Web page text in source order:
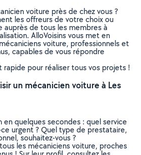
voiture près de chez vous ?
les offreurs de votre choix ou
auprès de tous les membres à
AlloVoisins vous met en
voiture, professionnels et
capables de vous répondre
rapide pour réaliser tous vos projets !
un mécanicien voiture à Les
en quelques secondes : quel service
urgent ? Quel type de prestataire,
souhaitez-vous ?
les mécaniciens voiture, proches